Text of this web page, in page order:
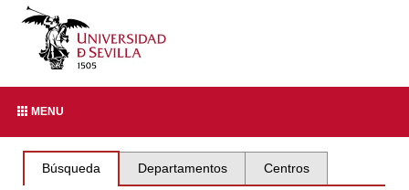
MENU
Búsqueda Departamentos Centros